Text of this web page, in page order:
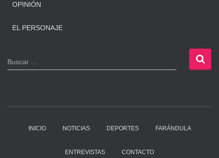
OPINIÓN
EL PERSONAJE
B
u
Buscar …
INICIO NOTICIAS DEPORTES FARÁNDULA
ENTREVISTAS CONTACTO